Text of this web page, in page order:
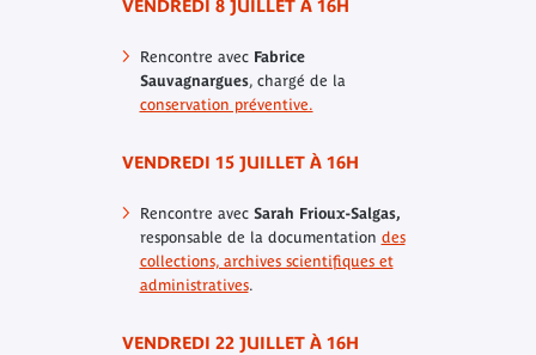
VENDREDI 8 JUILLET À 16H
Rencontre avecFabrice
Sauvagnargues, chargé de la
conservation préventive.
VENDREDI 15 JUILLET À 16H
Rencontre avec Sarah Frioux-Salgas,
responsable de la documentation des
collections, archives scientifiques et
administratives.
VENDREDI 22 JUILLET À 16H